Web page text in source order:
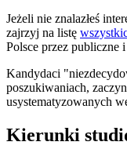
Jeżeli nie znalazłeś
zajrzyj na listę
Polsce przez publiczne
Kandydaci
poszukiwaniach,
usystematyzowanych
Kierunki